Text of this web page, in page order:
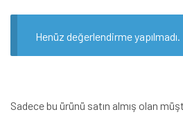
Henüz değerlendirme yapılmadı.
Sadece bu ürünü satın almış olan